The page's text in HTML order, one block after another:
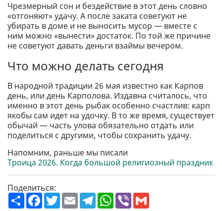
Чрезмерный сон и бездействие в этот день словно
«отгоняют» удачу. А после заката советуют не
убирать в доме и не выносить мусор — вместе с
ним можно «вынести» достаток. По той же причине
не советуют давать деньги взаймы вечером.
Что можно делать сегодня
В народной традиции 26 мая известно как Карпов
день, или день Карполова. Издавна считалось, что
именно в этот день рыбак особенно счастлив: карп
якобы сам идет на удочку. В то же время, существует
обычай — часть улова обязательно отдать или
поделиться с другими, чтобы сохранить удачу.
Напомним, раньше мы писали
Троица 2026. Когда большой религиозный праздник
Поделиться:
П
о
F
a
T
w
E
m
T
e
W
h
V